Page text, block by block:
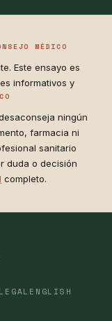
MÉDICO
Este ensayo es
informativos y
ningún
farmacia ni
sanitario
duda o decisión
completo.
ENGLISH